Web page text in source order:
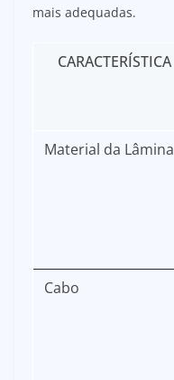
mais adequadas.
CARACTERÍSTICA
Material da Lâmina
Cabo